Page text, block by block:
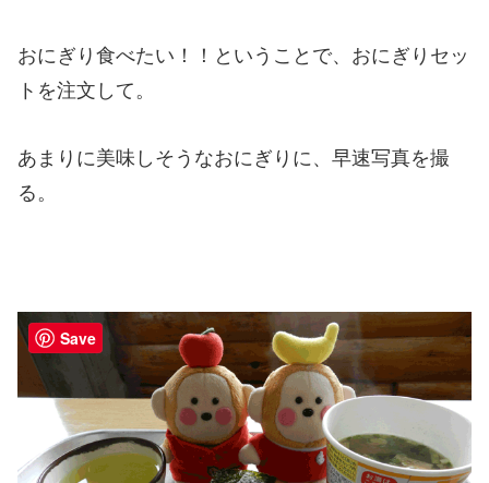
おにぎり食べたい！！ということで、おにぎりセッ
トを注文して。
あまりに美味しそうなおにぎりに、早速写真を撮
る。
Save